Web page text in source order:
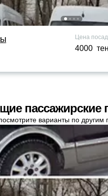
Цена
4000
пассажирские
варианты по другим